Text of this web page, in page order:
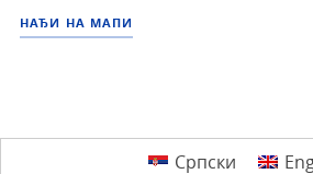
НАЂИ НА МАПИ
Српски